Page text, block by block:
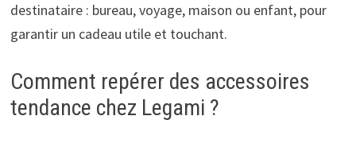
destinataire : bureau, voyage, maison ou enfant, pour
garantir un cadeau utile et touchant.
Comment repérer des accessoires
tendance chez Legami ?